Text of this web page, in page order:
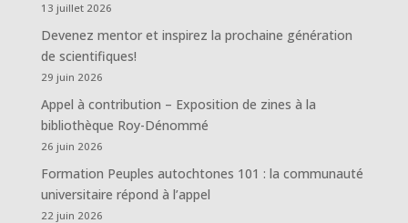
13 juillet 2026
Devenez mentor et inspirez la prochaine génération
de scientifiques!
29 juin 2026
Appel à contribution – Exposition de zines à la
bibliothèque Roy-Dénommé
26 juin 2026
Formation Peuples autochtones 101 : la communauté
universitaire répond à l’appel
22 juin 2026